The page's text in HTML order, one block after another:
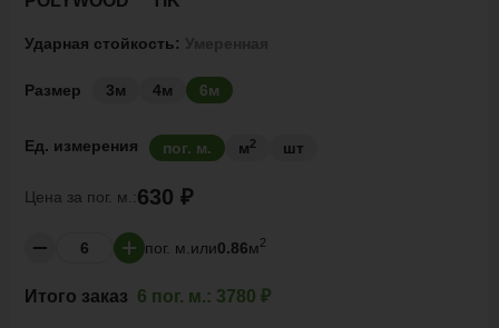
Ударная стойкость:
Размер 3м 4м 6м
Ед. измерения пог. м. м2 шт
Цена за пог. м.:630 ₽
пог. м. или0.86м2
Итого заказ 6 пог. м.: 3780 ₽